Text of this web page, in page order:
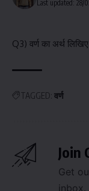
Last updated: 28/
Q3) वर्ण का अर्थ
TAGGED: वर्ण
Join
Get
inbox.